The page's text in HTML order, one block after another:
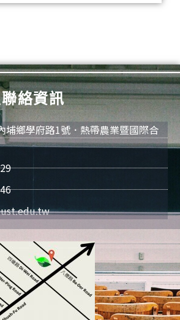
絡資訊
埔鄉學府路1號．熱帶農業暨國際合